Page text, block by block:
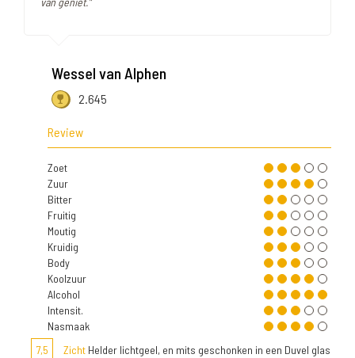
Wessel van Alphen
2.645
Review
Zoet
Zuur
Bitter
Fruitig
Moutig
Kruidig
Body
Koolzuur
Alcohol
Intensit.
Nasmaak
7,5
Zicht Helder lichtgeel, en mits geschonken in een Duvel glas